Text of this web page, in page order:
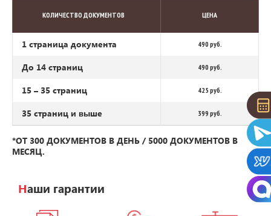
КОЛИЧЕСТВО ДОКУМЕНТОВ ЦЕНА
1 страница документа 490 руб.
До 14 страниц 490 руб.
15 – 35 страниц 425 руб.
35 страниц и выше 399 руб.
*ОТ 300 ДОКУМЕНТОВ В ДЕНЬ / 5000 ДОКУМЕНТОВ В
МЕСЯЦ.
Наши гарантии